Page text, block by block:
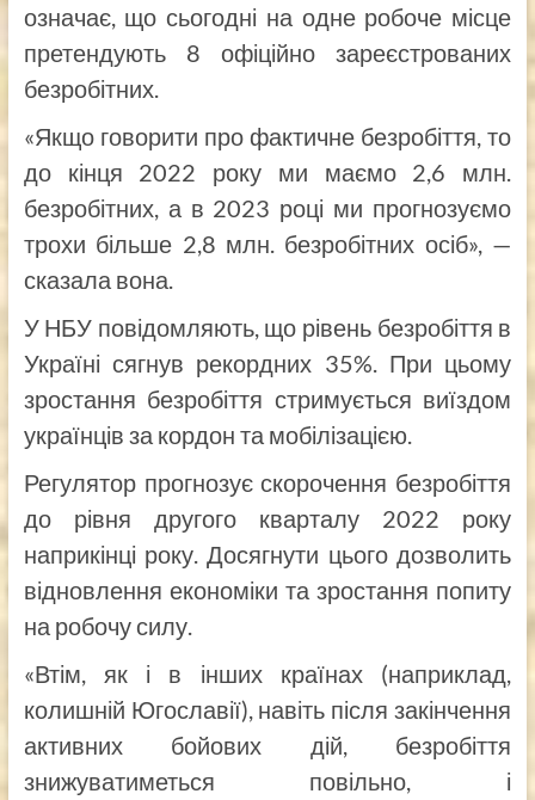
означає, що сьогодні на одне робоче місце
претендують 8 офіційно зареєстрованих
безробітних.
«Якщо говорити про фактичне безробіття, то
до кінця 2022 року ми маємо 2,6 млн.
безробітних, а в 2023 році ми прогнозуємо
трохи більше 2,8 млн. безробітних осіб», —
сказала вона.
У НБУ повідомляють, що рівень безробіття в
Україні сягнув рекордних 35%. При цьому
зростання безробіття стримується виїздом
українців за кордон та мобілізацією.
Регулятор прогнозує скорочення безробіття
до рівня другого кварталу 2022 року
наприкінці року. Досягнути цього дозволить
відновлення економіки та зростання попиту
на робочу силу.
«Втім, як і в інших країнах (наприклад,
колишній Югославії), навіть після закінчення
активних бойових дій, безробіття
знижуватиметься повільно, і